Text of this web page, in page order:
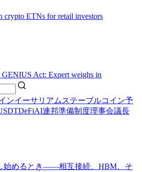
crypto ETNs for retail investors
GENIUS Act: Expert weighs in
ンイーサリアム ステーブルコイン予
DeFiAI連邦準備制度理事会議長
始めるとき——相互接続、HBM、そ